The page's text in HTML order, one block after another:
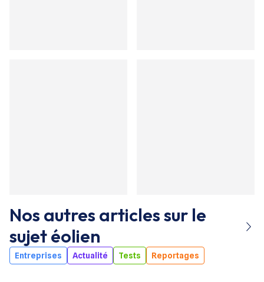
Nos autres articles sur le
sujetéolien
Entreprises Actualité Tests Reportages